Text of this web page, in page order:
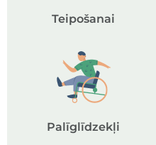
Teipošanai
Palīglīdzekļi